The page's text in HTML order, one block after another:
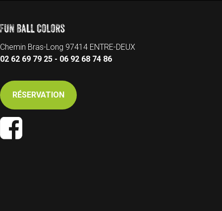
Chemin Bras-Long 97414 ENTRE-DEUX
02 62 69 79 25 - 06 92 68 74 86
RÉSERVATION